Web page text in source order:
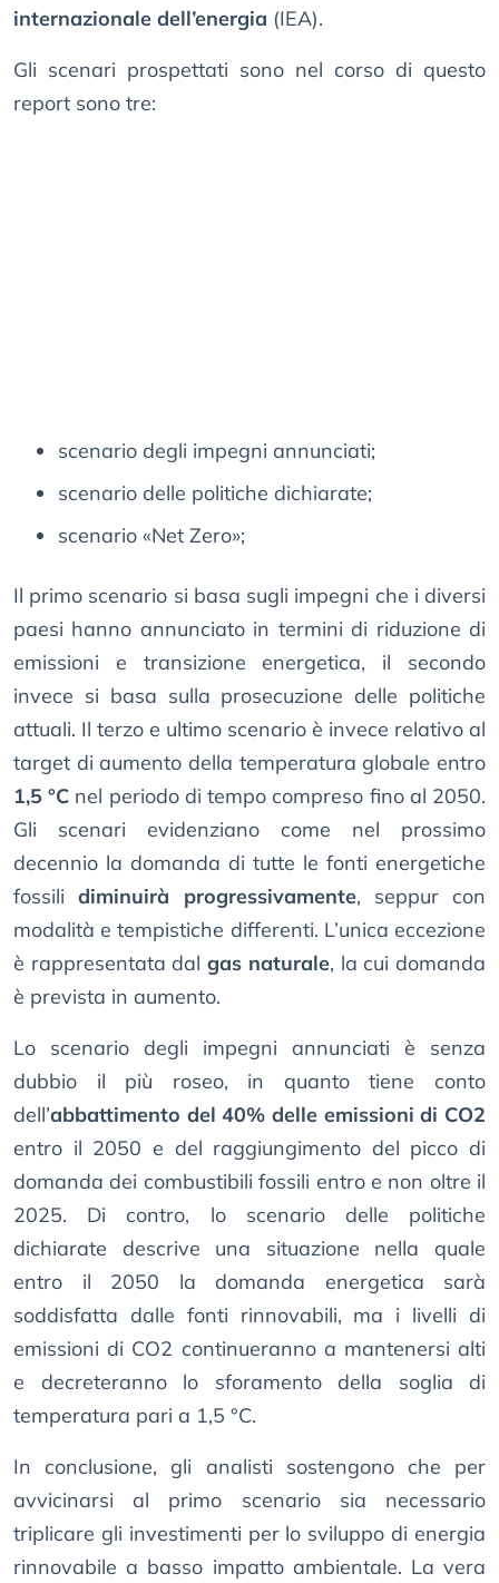
internazionale dell’energia (IEA).
Gli scenari prospettati sono nel corso di questo
report sono tre:
scenario degli impegni annunciati;
scenario delle politiche dichiarate;
scenario «Net Zero»;
Il primo scenario si basa sugli impegni che i diversi
paesi hanno annunciato in termini di riduzione di
emissioni e transizione energetica, il secondo
invece si basa sulla prosecuzione delle politiche
attuali. Il terzo e ultimo scenario è invece relativo al
target di aumento della temperatura globale entro
1,5 °C nel periodo di tempo compreso fino al 2050.
Gli scenari evidenziano come nel prossimo
decennio la domanda di tutte le fonti energetiche
fossilidiminuirà progressivamente, seppur con
modalità e tempistiche differenti. L’unica eccezione
è rappresentata dalgas naturale, la cui domanda
è prevista in aumento.
Lo scenario degli impegni annunciati è senza
dubbio il più roseo, in quanto tiene conto
dell’abbattimento del 40% delle emissioni di CO2
entro il 2050 e del raggiungimento del picco di
domanda dei combustibili fossili entro e non oltre il
2025. Di contro, lo scenario delle politiche
dichiarate descrive una situazione nella quale
entro il 2050 la domanda energetica sarà
soddisfatta dalle fonti rinnovabili, ma i livelli di
emissioni di CO2 continueranno a mantenersi alti
e decreteranno lo sforamento della soglia di
temperatura pari a 1,5 °C.
In conclusione, gli analisti sostengono che per
avvicinarsi al primo scenario sia necessario
triplicare gli investimenti per lo sviluppo di energia
rinnovabile a basso impatto ambientale. La vera